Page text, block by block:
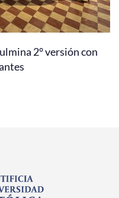
2° versión con